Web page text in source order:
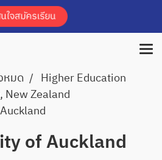
หมด
Higher Education
New Zealand
of Auckland